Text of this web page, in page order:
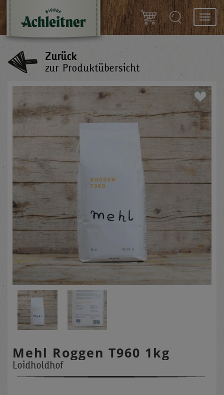
Zurück
zur Produktübersicht
Mehl Roggen T960 1kg
Loidholdhof